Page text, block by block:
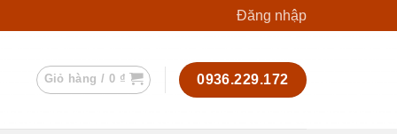
Đăng nhập
Giỏ hàng / 0 ₫ 0936.229.172